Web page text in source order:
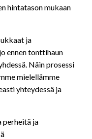
hintatason mukaan
ja
ennen tonttihaun
Näin prosessi
mielellämme
yhteydessä ja
perheitä ja